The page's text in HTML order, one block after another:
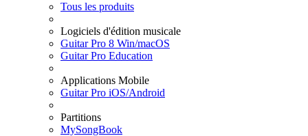
Tous les produits
Logiciels d'édition musicale
Guitar Pro 8 Win/macOS
Guitar Pro Education
Applications Mobile
Guitar Pro iOS/Android
Partitions
MySongBook